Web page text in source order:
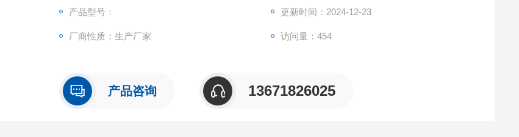
产品型号： 更新时间：2024-12-23
厂商性质：生产厂家 访问量：454
产品咨询 13671826025